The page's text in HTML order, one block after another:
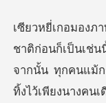
จากนั้น ทุกคนแม้ก